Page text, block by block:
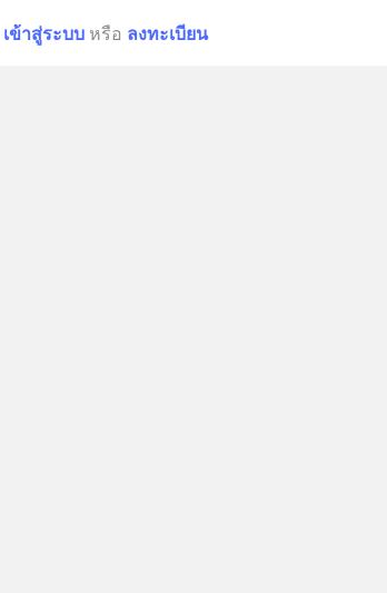
เข้าสู่ระบบ หรือ ลงทะเบียน